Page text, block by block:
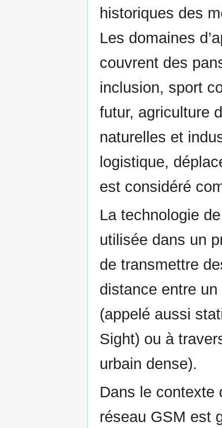
historiques des
Les domaines
couvrent des
inclusion, sport
futur, agriculture
naturelles et
logistique,
est considéré
La technologie
utilisée dans un
de transmettre
distance entre
(appelé aussi
Sight) ou à
urbain dense).
Dans le contexte
réseau GSM est